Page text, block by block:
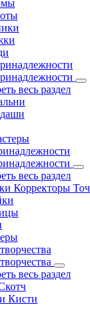
весь раздел
весь раздел
Корректоры
весь раздел
Кисти